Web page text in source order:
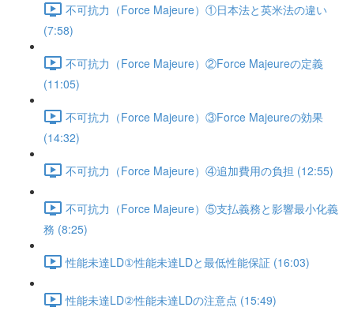
不可抗力（Force Majeure）①日本法と英米法の違い
(7:58)
不可抗力（Force Majeure）②Force Majeureの定義
(11:05)
不可抗力（Force Majeure）③Force Majeureの効果
(14:32)
不可抗力（Force Majeure）④追加費用の負担 (12:55)
不可抗力（Force Majeure）⑤支払義務と影響最小化義
務 (8:25)
性能未達LD①性能未達LDと最低性能保証 (16:03)
性能未達LD②性能未達LDの注意点 (15:49)